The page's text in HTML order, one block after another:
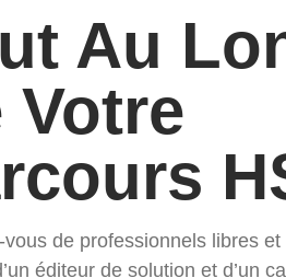
Au
Votre
vous de professionnels libres et
éditeur de solution et d’un